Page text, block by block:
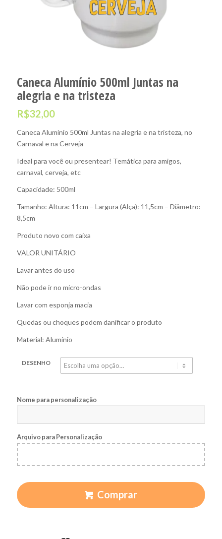
Caneca Alumínio 500ml Juntas na
alegria e na tristeza
R$32,00
Caneca Alumínio 500ml Juntas na alegria e na tristeza, no
Carnaval e na Cerveja
Ideal para você ou presentear! Temática para amigos,
carnaval, cerveja, etc
Capacidade: 500ml
Tamanho: Altura: 11cm – Largura (Alça): 11,5cm – Diâmetro:
8,5cm
Produto novo com caixa
VALOR UNITÁRIO
Lavar antes do uso
Não pode ir no micro-ondas
Lavar com esponja macia
Quedas ou choques podem danificar o produto
Material: Alumínio
DESENHO
Nome para personalização
Arquivo para Personalização
Comprar